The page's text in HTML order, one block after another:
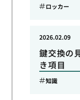
ロッカー
鍵交換の
き項目
2026.02.09
知識